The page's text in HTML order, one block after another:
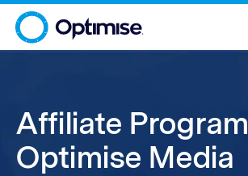
Affiliate Program |
Optimise Media